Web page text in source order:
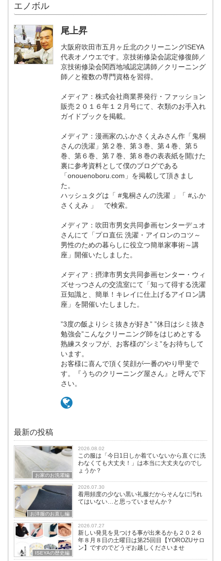
エノボル
尾上昇
大阪府吹田市五月ヶ丘北のクリーニングISEYA
代表オノウエです。京技術修染会認定修復師／
京技術修染会関西地域認定講師／クリーニング
師／と複数の専門資格を習得。
メディア：株式会社商業界発行・ファッション
販売２０１６年１２月号にて、衣類のお手入れ
ガイドブックを掲載。
メディア：漫画家のふかさくえみさん作「鬼桐
さんの洗濯」第２巻、第３巻、第４巻、第５
巻、第６巻、第７巻、第８巻の表表紙を開けた
裏に参考資料として僕のブログである
「onouenoboru.com」を掲載して頂きまし
た。
ハッシュタグは「 #鬼桐さんの洗濯 」「 #ふか
さくえみ 」 で検索。
メディア：吹田市男女共同参画センターデュオ
さんにて「プロ直伝 洗濯・アイロンのコツ～
男性のための暮らしに役立つ簡単家事術～講
座」開催いたしました。
メディア：摂津市男女共同参画センター・ウィ
ズせっつさんの交流室にて「知って得する洗濯
豆知識と、簡単！キレイに仕上げるアイロン講
座」を開催いたしました。
”3度の飯よりシミ抜きが好き” ”休日はシミ抜き
勉強会”こんなクリーニング師をはじめとする
熟練スタッフが、お客様の”シミ”をお待ちして
います。
お客様に喜んで頂く笑顔が一番のやり甲斐で
す。『うちのクリーニング屋さん』と呼んで下
さい。
最新の投稿
お家のお洗濯編
2026.08.02
この服は「今日1日しか着ていないから直ぐに洗
わなくても大丈夫！」は本当に大丈夫なのでし
ょうか？
お洋服のお直し編
2026.07.30
着用頻度の少ない黒い礼服だからそんなに汚れ
てはいない…と思っていませんか？
ISEYAの歴史編
2026.07.27
新しい発見を見つける事が出来るかも２０２６
年８月８日の土曜日は第25回目【YOROZUサロ
ン】ですのでどうぞお越しくださいませ